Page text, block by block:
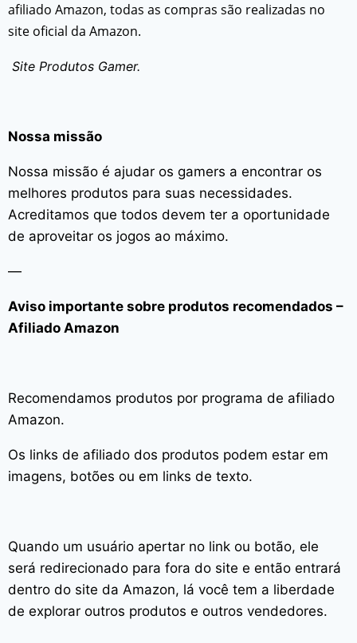
afiliado Amazon, todas as compras são realizadas no
site oficial da Amazon.
Site Produtos Gamer.
Nossa missão
Nossa missão é ajudar os gamers a encontrar os
melhores produtos para suas necessidades.
Acreditamos que todos devem ter a oportunidade
de aproveitar os jogos ao máximo.
—
Aviso importante sobre produtos recomendados –
Afiliado Amazon
Recomendamos produtos por programa de afiliado
Amazon.
Os links de afiliado dos produtos podem estar em
imagens, botões ou em links de texto.
Quando um usuário apertar no link ou botão, ele
será redirecionado para fora do site e então entrará
dentro do site da Amazon, lá você tem a liberdade
de explorar outros produtos e outros vendedores.